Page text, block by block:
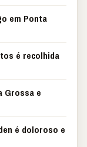
em Ponta
é recolhida
Grossa e
é doloroso e